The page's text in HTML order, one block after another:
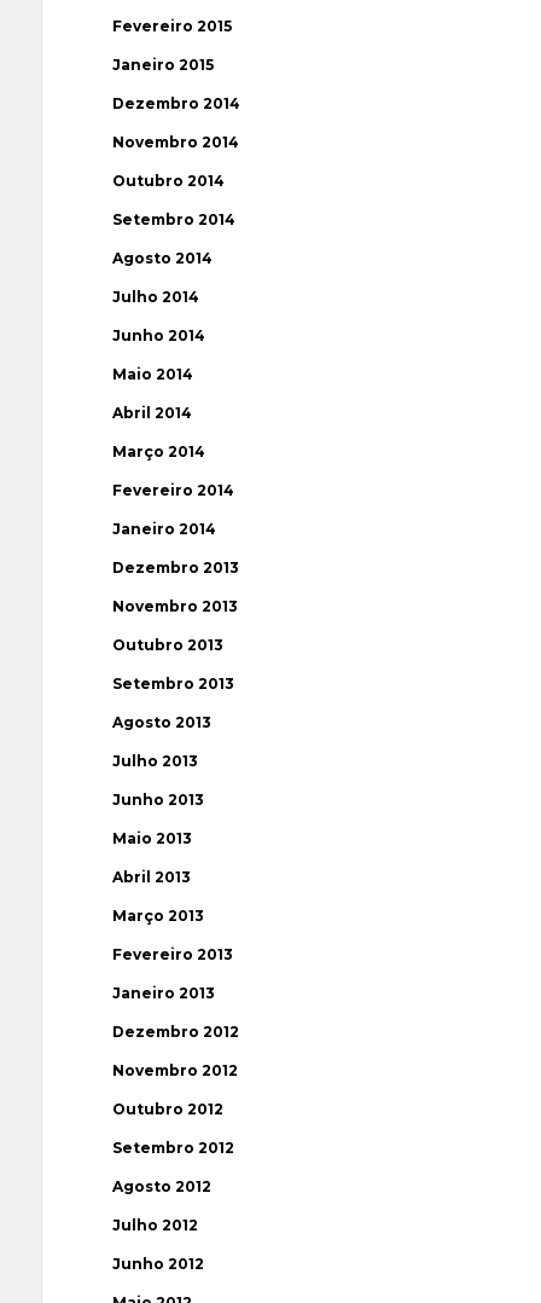
Fevereiro 2015
Janeiro 2015
Dezembro 2014
Novembro 2014
Outubro 2014
Setembro 2014
Agosto 2014
Julho 2014
Junho 2014
Maio 2014
Abril 2014
Março 2014
Fevereiro 2014
Janeiro 2014
Dezembro 2013
Novembro 2013
Outubro 2013
Setembro 2013
Agosto 2013
Julho 2013
Junho 2013
Maio 2013
Abril 2013
Março 2013
Fevereiro 2013
Janeiro 2013
Dezembro 2012
Novembro 2012
Outubro 2012
Setembro 2012
Agosto 2012
Julho 2012
Junho 2012